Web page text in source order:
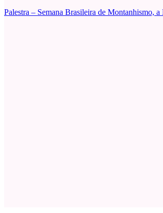
Palestra – Semana Brasileira de Montanhismo,